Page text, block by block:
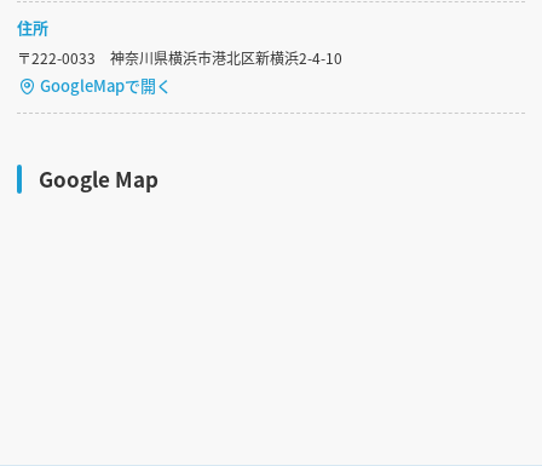
住所
〒222-0033 神奈川県横浜市港北区新横浜2-4-10
GoogleMapで開く
Google Map